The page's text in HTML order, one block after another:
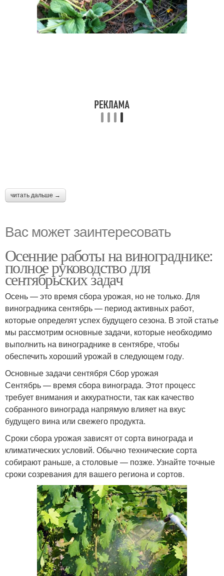
читать дальше →
Вас может заинтересовать
Осенние работы на винограднике:
полное руководство для
сентябрьских задач
Осень — это время сбора урожая, но не только. Для
виноградника сентябрь — период активных работ,
которые определят успех будущего сезона. В этой статье
мы рассмотрим основные задачи, которые необходимо
выполнить на винограднике в сентябре, чтобы
обеспечить хороший урожай в следующем году.
Основные задачи сентября Сбор урожая
Сентябрь — время сбора винограда. Этот процесс
требует внимания и аккуратности, так как качество
собранного винограда напрямую влияет на вкус
будущего вина или свежего продукта.
Сроки сбора урожая зависят от сорта винограда и
климатических условий. Обычно технические сорта
собирают раньше, а столовые — позже. Узнайте точные
сроки созревания для вашего региона и сортов.